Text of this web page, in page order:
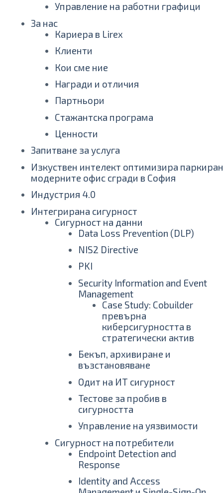
Управление на работни графици
За нас
Кариера в Lirex
Клиенти
Кои сме ние
Награди и отличия
Партньори
Стажантска програма
Ценности
Запитване за услуга
Изкуствен интелект оптимизира
модерните офис сгради в София
Индустрия 4.0
Интегрирана сигурност
Сигурност на данни
Data Loss Prevention (DLP)
NIS2 Directive
PKI
Security Information and Event
Management
Case Study: Cobuilder
превърна
киберсигурността в
стратегически актив
Бекъп, архивиране и
възстановяване
Одит на ИТ сигурност
Тестове за пробив в
сигурността
Управление на уязвимости
Сигурност на потребители
Endpoint Detection and
Response
Identity and Access